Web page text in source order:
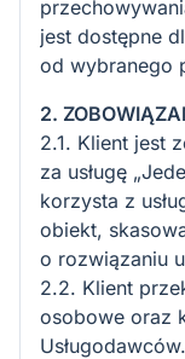
jest dostępne
od wybranego
2.
2.1. Klient jest
za usługę
korzysta z
obiekt,
o rozwiązaniu
2.2. Klient
osobowe oraz
Usługodawców.